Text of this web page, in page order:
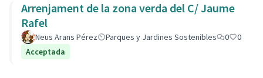
Arrenjament de la zona verda del C/ Jaume
Rafel
Neus Arans Pérez Parques y Jardines Sostenibles 0
0
Acceptada